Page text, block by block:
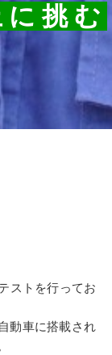
挑む
ストを行ってお
動車に搭載され